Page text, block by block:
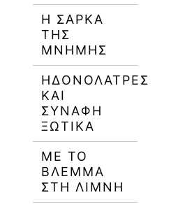
Η ΣΆΡΚΑ
ΤΗΣ
ΜΝΉΜΗΣ
ΗΔΟΝΟΛΆΤΡΕΣ
ΚΑΙ
ΣΥΝΑΦΉ
ΞΩΤΙΚΆ
ΜΕ ΤΟ
ΒΛΈΜΜΑ
ΣΤΗ ΛΊΜΝΗ